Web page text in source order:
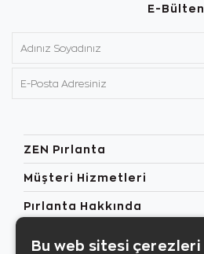
E-Bülten
ZEN Pırlanta
Müşteri Hizmetleri
Pırlanta Hakkında
Bu web sitesi çerezleri